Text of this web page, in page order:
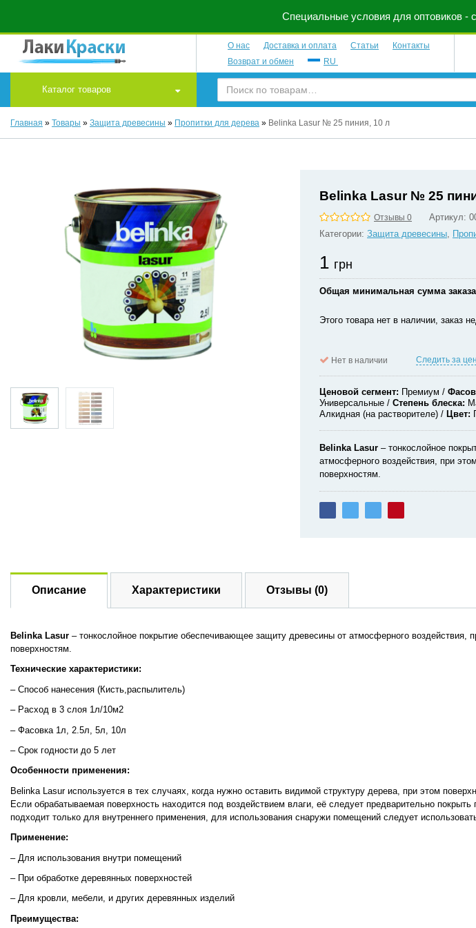
Специальные условия для оптовиков -
О нас Доставка и оплата Статьи
Контакты
Возврат и обмен
RU
Каталог товаров
Главная » Товары » Защита древесины » Пропитки для дерева » Belinka Lasur № 25 пиния, 10 л
Belinka Lasur № 25
Отзывы 0 Артикул:
Категории: Защита древесины,
1 грн
Общая минимальная сумма заказа
Этого товара нет в наличии, заказ
Нет в наличии Следить за
Ценовой сегмент Премиум
Универсальные
Степень блеска
Алкидная (на растворителе)
Цвет
Belinka Lasur – тонкослойное
атмосферного воздействия, при
поверхностям.
Описание
Belinka Lasur – тонкослойное покрытие обеспечивающее защиту древесины от атмосферного воздействия,
поверхностям.
Технические характеристики:
– Способ нанесения (Кисть,распылитель)
– Расход в 3 слоя 1л/10м2
– Фасовка 1л, 2.5л, 5л, 10л
– Срок годности до 5 лет
Особенности применения:
Belinka Lasur используется в тех случаях, когда нужно оставить видимой структуру дерева, при этом
Если обрабатываемая поверхность находится под воздействием влаги, её следует предварительно
подходит только для внутреннего применения, для использования снаружи помещений следует
Применение:
– Для использования внутри помещений
– При обработке деревянных поверхностей
– Для кровли, мебели, и других деревянных изделий
Преимущества:
Характеристики Отзывы (0)